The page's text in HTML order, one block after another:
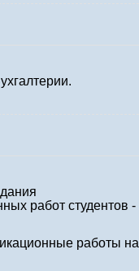
работ студентов -
работы на